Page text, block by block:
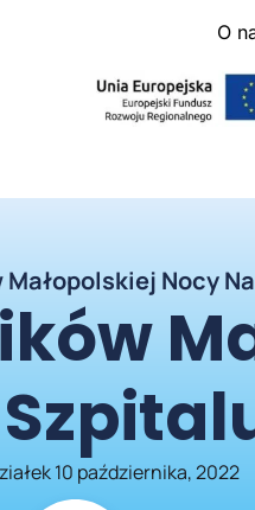
O
Nocy
10 października, 2022